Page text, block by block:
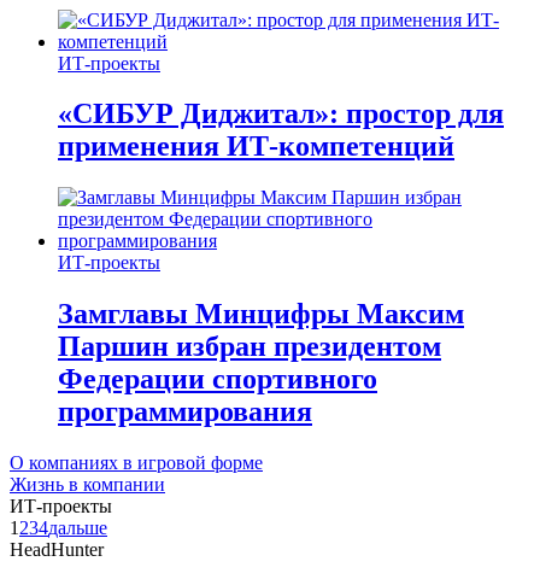
ИТ-проекты
«СИБУР Диджитал»: простор для
применения ИТ-компетенций
ИТ-проекты
Замглавы Минцифры Максим
Паршин избран президентом
Федерации спортивного
программирования
О компаниях в игровой форме
Жизнь в компании
ИТ-проекты
1 234дальше
HeadHunter